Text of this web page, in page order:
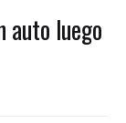
auto luego